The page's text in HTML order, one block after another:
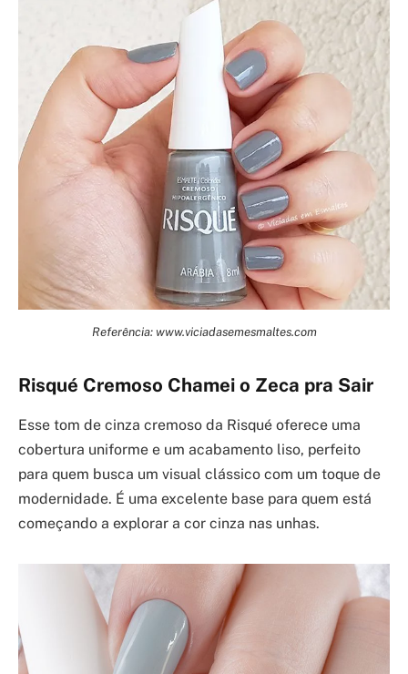
Referência: www.viciadasemesmaltes.com
Risqué Cremoso Chamei o Zeca pra Sair
Esse tom de cinza cremoso da Risqué oferece uma
cobertura uniforme e um acabamento liso, perfeito
para quem busca um visual clássico com um toque de
modernidade. É uma excelente base para quem está
começando a explorar a cor cinza nas unhas.